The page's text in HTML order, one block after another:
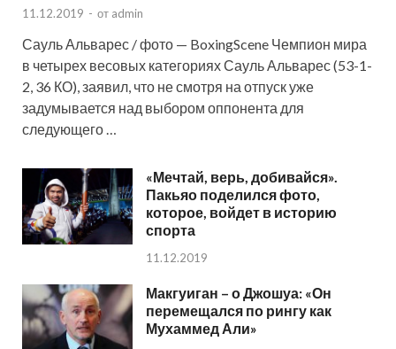
11.12.2019 - от admin
Сауль Альварес / фото — BoxingScene Чемпион мира
в четырех весовых категориях Сауль Альварес (53-1-
2, 36 КО), заявил, что не смотря на отпуск уже
задумывается над выбором оппонента для
следующего …
«Мечтай, верь, добивайся».
Пакьяо поделился фото,
которое, войдет в историю
спорта
11.12.2019
Макгуиган – о Джошуа: «Он
перемещался по рингу как
Мухаммед Али»